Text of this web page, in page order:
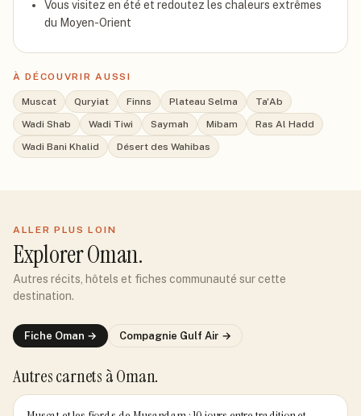
Vous visitez en été et redoutez les chaleurs extrêmes
du Moyen-Orient
À DÉCOUVRIR AUSSI
Muscat Quryiat Finns Plateau Selma
Ta'Ab
Wadi Shab
Wadi Tiwi Saymah Mibam
Ras Al Hadd
Wadi Bani Khalid
Désert des Wahibas
ALLER PLUS LOIN
ExplorerOman.
Autres récits, hôtels et fiches communauté sur cette
destination.
Fiche Oman → Compagnie Gulf Air →
Autres carnets à Oman.